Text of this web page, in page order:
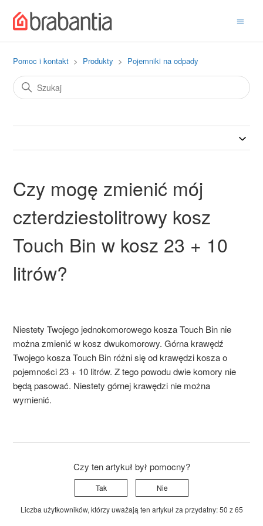
Pomoc i kontakt Produkty Pojemniki na odpady
Czy mogę zmienić mój
czterdziestolitrowy kosz
Touch Bin w kosz 23 + 10
litrów?
Niestety Twojego jednokomorowego koszaTouch Bin nie
można zmienić w kosz dwukomorowy. Górna krawędź
Twojego koszaTouch Bin różni się od krawędzi kosza o
pojemności 23 + 10 litrów. Z tego powodu dwie komory nie
będą pasować. Niestety górnej krawędzi nie można
wymienić.
Czy ten artykuł był pomocny?
Tak Nie
Liczba użytkowników, którzy uważają ten artykuł za przydatny: 50 z 65